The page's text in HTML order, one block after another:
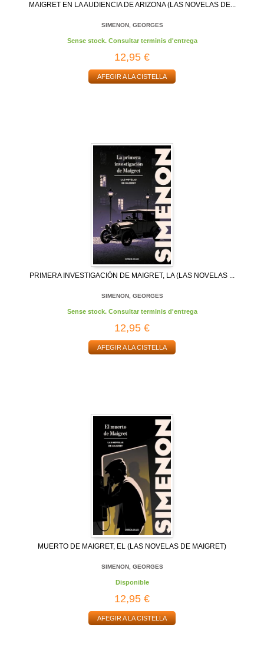
MAIGRET EN LA AUDIENCIA DE ARIZONA (LAS NOVELAS DE...
SIMENON, GEORGES
Sense stock. Consultar terminis d'entrega
12,95 €
AFEGIR A LA CISTELLA
PRIMERA INVESTIGACIÓN DE MAIGRET, LA (LAS NOVELAS ...
SIMENON, GEORGES
Sense stock. Consultar terminis d'entrega
12,95 €
AFEGIR A LA CISTELLA
MUERTO DE MAIGRET, EL (LAS NOVELAS DE MAIGRET)
SIMENON, GEORGES
Disponible
12,95 €
AFEGIR A LA CISTELLA